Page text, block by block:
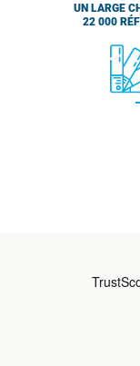
UN LARGE
22 000